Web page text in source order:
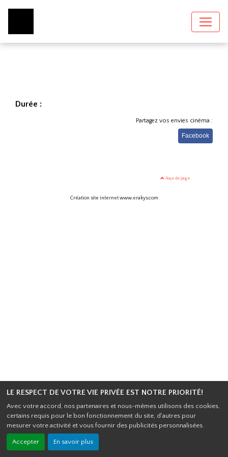
LE RESPECT DE VOTRE VIE PRIVÉE EST NOTRE PRIORITÉ!
Avec votre accord, nos partenaires et nous-mêmes utilisons des cookies,
certains requis pour le bon fonctionnement du site, d'autres pour
mesurer votre activité et vous fournir des publicités personnalisées.
Accepter En savoir plus
Durée :
Partagez vos envies cinéma :
Facebook
Haut de page
Création site internet www.erakys.com